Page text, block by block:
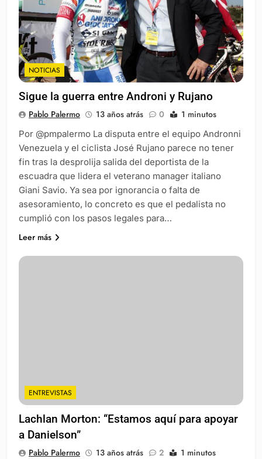
NOTICIAS
Sigue la guerra entre Androni y Rujano
Pablo Palermo 13 años atrás 0 1 minutos
Por @pmpalermo La disputa entre el equipo Andronni
Venezuela y el ciclista José Rujano parece no tener
fin tras la desprolija salida del deportista de la
escuadra que lidera el veterano manager italiano
Giani Savio. Ya sea por ignorancia o falta de
asesoramiento, lo concreto es que el pedalista no
cumplió con los pasos legales para…
Leer más
ENTREVISTAS
Lachlan Morton: “Estamos aquí para apoyar
a Danielson”
Pablo Palermo 13 años atrás 2 1 minutos